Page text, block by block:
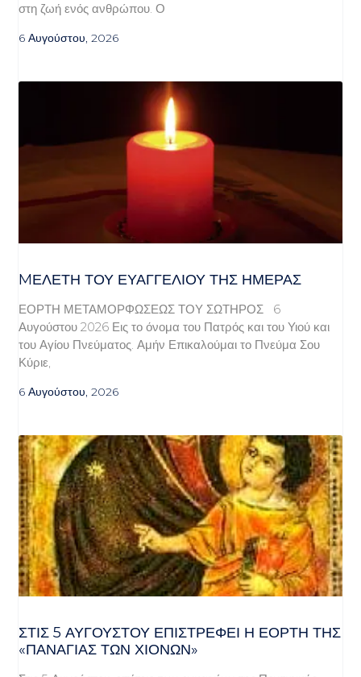
στη ζωή ενός ανθρώπου. Ο
6 Αυγούστου, 2026
MΕΛΈΤΗ ΤΟΥ ΕΥΑΓΓΕΛΊΟΥ ΤΗΣ ΗΜΈΡΑΣ
ΕΟΡΤΗ ΜΕΤΑΜΟΡΦΩΣΕΩΣ ΤΟΥ ΣΩΤΗΡΟΣ 6
Αυγούστου 2026 Εις το όνομα του Πατρός και του Υιού και
του Αγίου Πνεύματος. Αμήν Επικαλούμαι το Πνεύμα Σου
Κύριε,
6 Αυγούστου, 2026
ΣΤΙΣ 5 ΑΥΓΟΎΣΤΟΥ ΕΠΙΣΤΡΈΦΕΙ Η ΕΟΡΤΉ ΤΗΣ
«ΠΑΝΑΓΊΑΣ ΤΩΝ ΧΙΌΝΩΝ»